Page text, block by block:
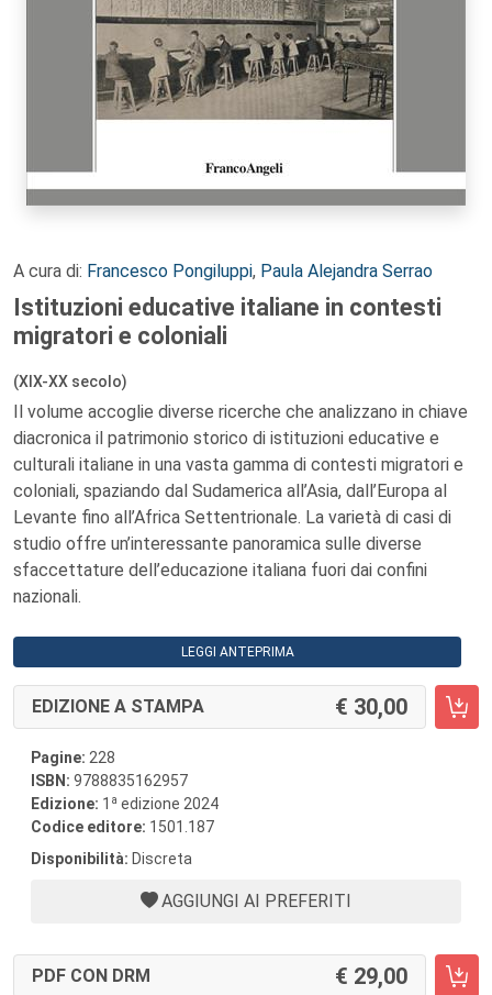
A cura di: Francesco Pongiluppi, Paula Alejandra Serrao
Istituzioni educative italiane in contesti
migratori e coloniali
(XIX-XX secolo)
Il volume accoglie diverse ricerche che analizzano in chiave
diacronica il patrimonio storico di istituzioni educative e
culturali italiane in una vasta gamma di contesti migratori e
coloniali, spaziando dal Sudamerica all’Asia, dall’Europa al
Levante fino all’Africa Settentrionale. La varietà di casi di
studio offre un’interessante panoramica sulle diverse
sfaccettature dell’educazione italiana fuori dai confini
nazionali.
LEGGI ANTEPRIMA
EDIZIONE A STAMPA 30,00
Pagine: 228
ISBN: 9788835162957
Edizione: 1 a edizione 2024
Codice editore: 1501.187
Disponibilità: Discreta
AGGIUNGI AI PREFERITI
PDF CON DRM 29,00